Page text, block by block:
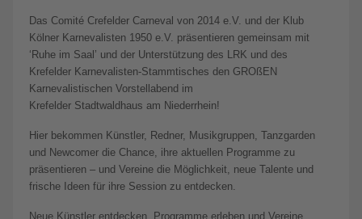
Das Comité Crefelder Carneval von 2014 e.V. und der Klub
Kölner Karnevalisten 1950 e.V. präsentieren gemeinsam mit
‘Ruhe im Saal’ und der Unterstützung des LRK und des
Krefelder Karnevalisten-Stammtisches den GROßEN
Karnevalistischen Vorstellabend im
Krefelder Stadtwaldhaus am Niederrhein!
Hier bekommen Künstler, Redner, Musikgruppen, Tanzgarden
und Newcomer die Chance, ihre aktuellen Programme zu
präsentieren – und Vereine die Möglichkeit, neue Talente und
frische Ideen für ihre Session zu entdecken.
Neue Künstler entdecken, Programme erleben und Vereine